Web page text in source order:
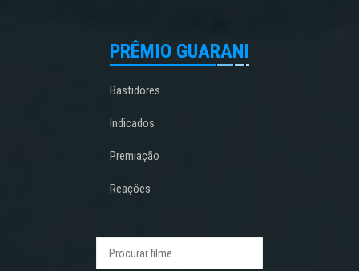
PRÊMIO GUARANI
Bastidores
Indicados
Premiação
Reações